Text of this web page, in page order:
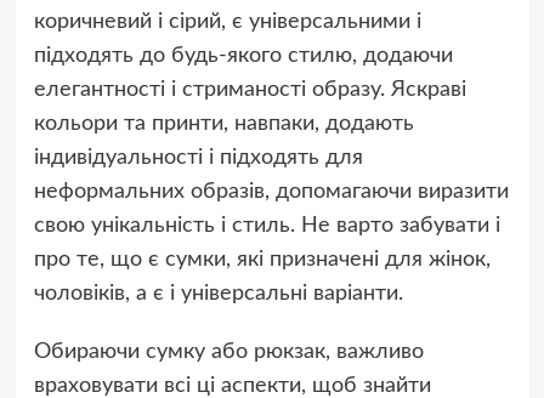
коричневий і сірий, є універсальними і
підходять до будь-якого стилю, додаючи
елегантності і стриманості образу. Яскраві
кольори та принти, навпаки, додають
індивідуальності і підходять для
неформальних образів, допомагаючи виразити
свою унікальність і стиль. Не варто забувати і
про те, що є сумки, які призначені для жінок,
чоловіків, а є і універсальні варіанти.
Обираючи сумку або рюкзак, важливо
враховувати всі ці аспекти, щоб знайти